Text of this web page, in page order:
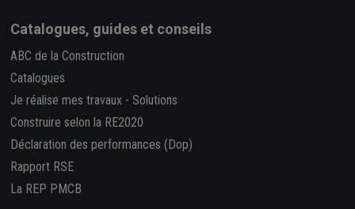
Catalogues, guides et conseils
ABC de la Construction
Catalogues
Je réalise mes travaux - Solutions
Construire selon la RE2020
Déclaration des performances (Dop)
Rapport RSE
La REP PMCB